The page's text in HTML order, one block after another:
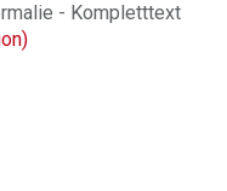
- Kompletttext